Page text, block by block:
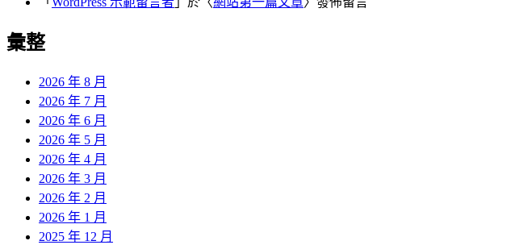
彙整
2026 年 8 月
2026 年 7 月
2026 年 6 月
2026 年 5 月
2026 年 4 月
2026 年 3 月
2026 年 2 月
2026 年 1 月
2025 年 12 月